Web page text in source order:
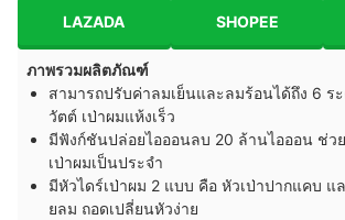
LAZADA SHOPEE
ภาพรวมผลิตภัณฑ์
สามารถปรับค่าลมเย็นและลมร้อนได้ถึง 6 ร
วัตต์ เป่าผมแห้งเร็ว
มีฟังก์ชันปล่อยไอออนลบ 20 ล้านไอออน ช่ว
เป่าผมเป็นประจำ
มีหัวไดร์เป่าผม 2 แบบ คือ หัวเป่าปากแคบ แ
ยลม ถอดเปลี่ยนหัวง่าย